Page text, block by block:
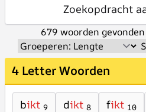
Zoekopdracht
679 woorden
4 Letter Woorden
bikt 9 dikt 8 fikt 10